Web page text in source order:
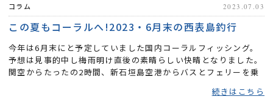
コラム 2023.07.03
この夏もコーラルへ!2023・6月末の西表島釣行
今年は6月末にと予定していました国内コーラルフィッシング。
予想は見事的中し梅雨明け直後の素晴らしい快晴となりました。
関空からたったの2時間、新石垣島空港からバスとフェリーを乗
続きはこちら